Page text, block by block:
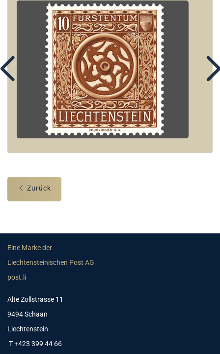
Zurück
Eine Marke der
Liechtensteinischen Post AG
post.li
Alte Zollstrasse 11
9494 Schaan
Liechtenstein
T +423 399 44 66